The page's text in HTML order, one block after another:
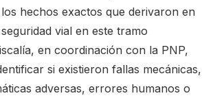
hechos exactos que derivaron en
vial en este tramo
en coordinación con la PNP,
si existieron fallas mecánicas,
adversas, errores humanos o